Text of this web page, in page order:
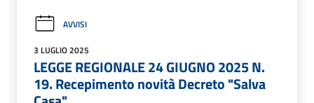
AVVISI
3 LUGLIO 2025
LEGGE REGIONALE 24 GIUGNO 2025 N.
19. Recepimento novità Decreto "Salva